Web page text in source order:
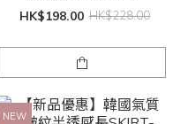
HK$198.00 HK$228.00
NEW